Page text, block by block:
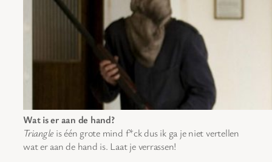
Wat is er aan de hand?
Triangle is één grote mind f*ck dus ik ga je niet vertellen
wat er aan de hand is. Laat je verrassen!